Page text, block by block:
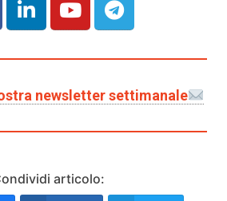
newsletter settimanale
articolo: